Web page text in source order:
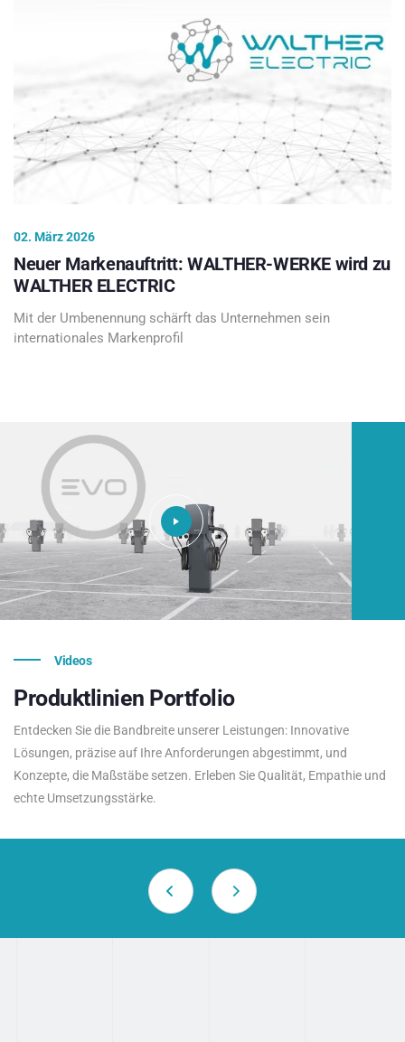
02. März 2026
Neuer Markenauftritt: WALTHER-WERKE wird zu
WALTHER ELECTRIC
Mit der Umbenennung schärft das Unternehmen sein
internationales Markenprofil
Videos
Produktlinien Portfolio
Entdecken Sie die Bandbreite unserer Leistungen: Innovative
Lösungen, präzise auf Ihre Anforderungen abgestimmt, und
Konzepte, die Maßstäbe setzen. Erleben Sie Qualität, Empathie und
echte Umsetzungsstärke.